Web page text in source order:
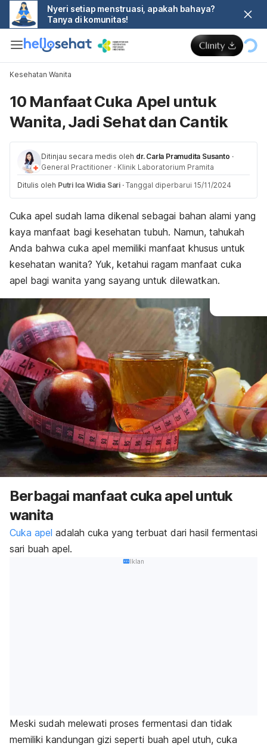
Nyeri setiap menstruasi, apakah bahaya?
Tanya di komunitas!
Kesehatan Wanita
10 Manfaat Cuka Apel untuk
Wanita, Jadi Sehat dan Cantik
Ditinjau secara medis oleh dr. Carla Pramudita Susanto ·
General Practitioner · Klinik Laboratorium Pramita
Ditulis oleh Putri Ica Widia Sari · Tanggal diperbarui 15/11/2024
Cuka apel sudah lama dikenal sebagai bahan alami yang
kaya manfaat bagi kesehatan tubuh. Namun, tahukah
Anda bahwa cuka apel memiliki manfaat khusus untuk
kesehatan wanita? Yuk, ketahui ragam manfaat cuka
apel bagi wanita yang sayang untuk dilewatkan.
Berbagai manfaat cuka apel untuk
wanita
Cuka apel adalah cuka yang terbuat dari hasil fermentasi
sari buah apel.
Iklan
Meski sudah melewati proses fermentasi dan tidak
memiliki kandungan gizi seperti buah apel utuh, cuka